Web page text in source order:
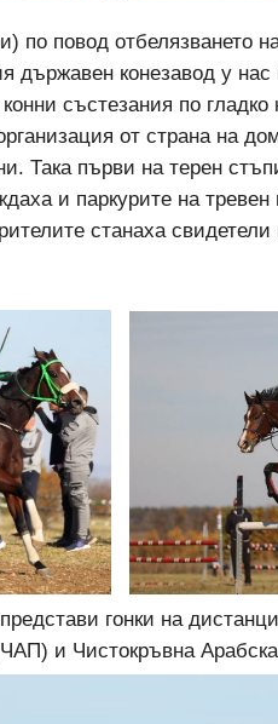
по повод отбелязването
държавен конезавод у
състезания по гладко
от страна на
Така първи на терен
и паркурите на
станаха
гонки на
и Чистокръвна